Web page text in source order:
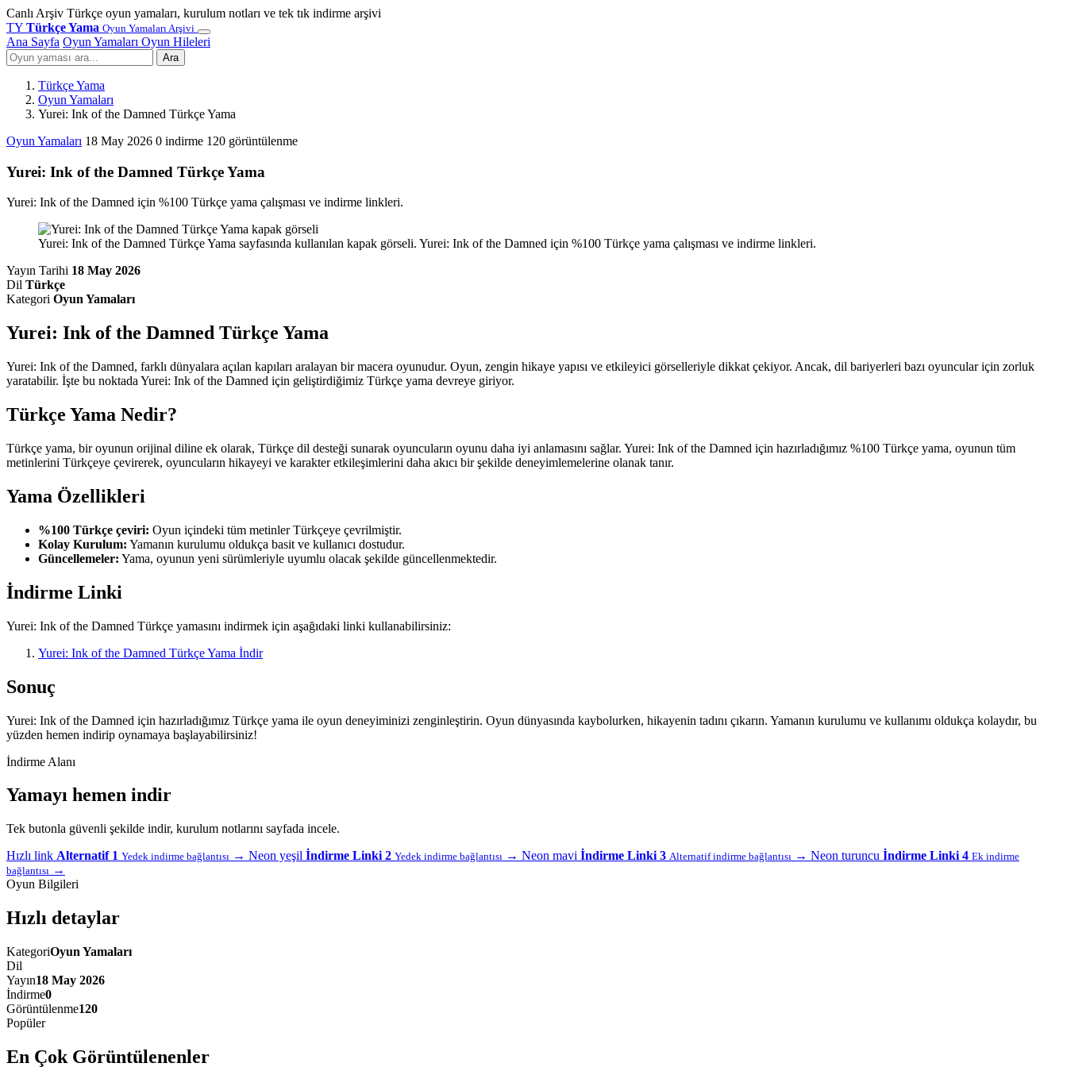
Canlı Arşiv Türkçe oyun yamaları, kurulum notları ve tek tık indirme arşivi
TY Türkçe Yama Oyun Yamaları Arşivi
Ana Sayfa Oyun Yamaları Oyun Hileleri
Ara
Türkçe Yama
Oyun Yamaları
Yurei: Ink of the Damned Türkçe Yama
Oyun Yamaları 18 May 2026 0 indirme 120 görüntülenme
Yurei: Ink of the Damned Türkçe Yama
Yurei: Ink of the Damned için %100 Türkçe yama çalışması ve indirme linkleri.
Yurei: Ink of the Damned Türkçe Yama sayfasında kullanılan kapak görseli. Yurei: Ink of the Damned için %100 Türkçe yama çalışması ve indirme linkleri.
Yayın Tarihi 18 May 2026
Dil Türkçe
Kategori Oyun Yamaları
Yurei: Ink of the Damned Türkçe Yama
Yurei: Ink of the Damned, farklı dünyalara açılan kapıları aralayan bir macera oyunudur. Oyun, zengin hikaye yapısı ve etkileyici görselleriyle dikkat çekiyor. Ancak, dil bariyerleri bazı oyuncular için zorluk
yaratabilir. İşte bu noktada Yurei: Ink of the Damned için geliştirdiğimiz Türkçe yama devreye giriyor.
Türkçe Yama Nedir?
Türkçe yama, bir oyunun orijinal diline ek olarak, Türkçe dil desteği sunarak oyuncuların oyunu daha iyi anlamasını sağlar. Yurei: Ink of the Damned için hazırladığımız %100 Türkçe yama, oyunun tüm
metinlerini Türkçeye çevirerek, oyuncuların hikayeyi ve karakter etkileşimlerini daha akıcı bir şekilde deneyimlemelerine olanak tanır.
Yama Özellikleri
%100 Türkçe çeviri: Oyun içindeki tüm metinler Türkçeye çevrilmiştir.
Kolay Kurulum: Yamanın kurulumu oldukça basit ve kullanıcı dostudur.
Güncellemeler: Yama, oyunun yeni sürümleriyle uyumlu olacak şekilde güncellenmektedir.
İndirme Linki
Yurei: Ink of the Damned Türkçe yamasını indirmek için aşağıdaki linki kullanabilirsiniz:
Yurei: Ink of the Damned Türkçe Yama İndir
Sonuç
Yurei: Ink of the Damned için hazırladığımız Türkçe yama ile oyun deneyiminizi zenginleştirin. Oyun dünyasında kaybolurken, hikayenin tadını çıkarın. Yamanın kurulumu ve kullanımı oldukça kolaydır, bu
yüzden hemen indirip oynamaya başlayabilirsiniz!
İndirme Alanı
Yamayı hemen indir
Tek butonla güvenli şekilde indir, kurulum notlarını sayfada incele.
Hızlı link Alternatif 1 Yedek indirme bağlantısı → Neon yeşil İndirme Linki 2 Yedek indirme bağlantısı → Neon mavi İndirme Linki 3 Alternatif indirme bağlantısı → Neon turuncu İndirme Linki 4 Ek indirme
bağlantısı →
Oyun Bilgileri
Hızlı detaylar
KategoriOyun Yamaları
Dil
Yayın18 May 2026
İndirme0
Görüntülenme120
Popüler
En Çok Görüntülenenler